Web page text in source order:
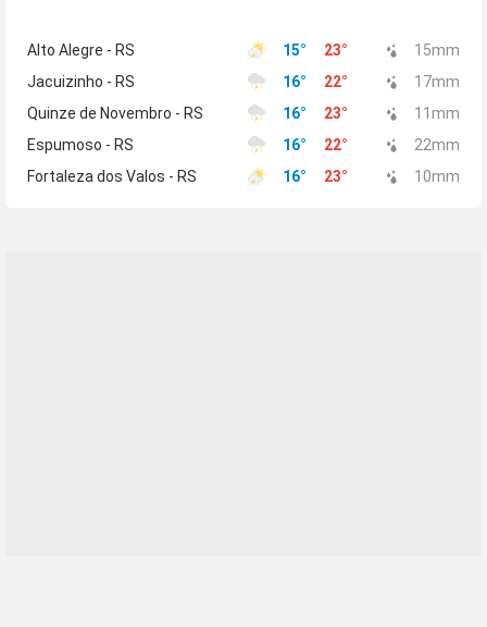
Alto Alegre - RS 15° 23° 15mm
Jacuizinho - RS
16° 22° 17mm
Quinze de Novembro - RS
16° 23° 11 mm
Espumoso - RS
16° 22° 22mm
Fortaleza dos Valos - RS
16° 23° 10mm